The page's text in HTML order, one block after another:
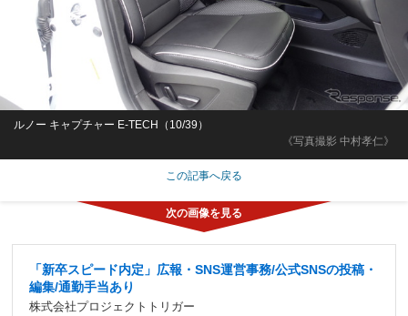
《写真撮影 中村孝仁》
ルノー キャプチャー E-TECH（10/39）
この記事へ戻る
「新卒スピード内定」広報・SNS運営事務/公式SNSの投稿・
編集/通勤手当あり
株式会社プロジェクトトリガー